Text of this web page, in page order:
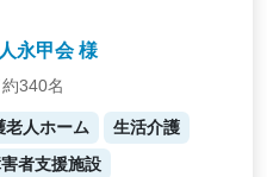
永甲会 様
340名
老人ホーム
生活介護
害者支援施設